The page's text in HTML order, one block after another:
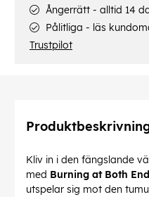
Ångerrätt - alltid 14
Pålitliga - läs
Trustpilot
Kliv in i den fängslande
med Burning at Both
utspelar sig mot den